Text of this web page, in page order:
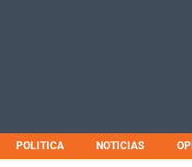
POLITICA NOTICIAS